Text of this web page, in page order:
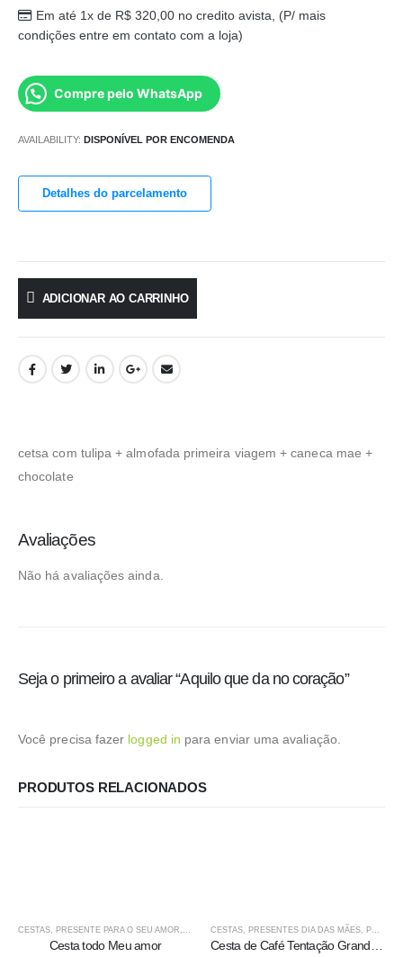
Em até 1x de R$320,00no credito avista, (P/ mais
condições entre em contato com a loja)
Compre pelo WhatsApp
AVAILABILITY: DISPONÍVEL POR ENCOMENDA
Detalhes do parcelamento
ADICIONAR AO CARRINHO
cetsa com tulipa + almofada primeira viagem + caneca mae +
chocolate
Avaliações
Não há avaliações ainda.
Seja o primeiro a avaliar “Aquilo que da no coração”
Você precisa fazer logged in para enviar uma avaliação.
PRODUTOS RELACIONADOS
CESTAS PRESENTE PARA O SEU AMOR PRESENTES
Cesta todo Meu amor
CESTAS PRESENTES DIA DAS MÃES PRODUTOS HOME 1